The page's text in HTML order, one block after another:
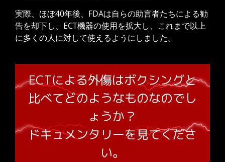
実際、ほぼ40年後、FDAは自らの助言者たちによる勧
告を却下し、ECT機器の使用を拡大し、これまで以上
に多くの人に対して使えるようにしました。
ECTによる外傷はボクシングと
比べてどのようなものなのでし
ょうか？
ドキュメンタリーを見てくださ
い。